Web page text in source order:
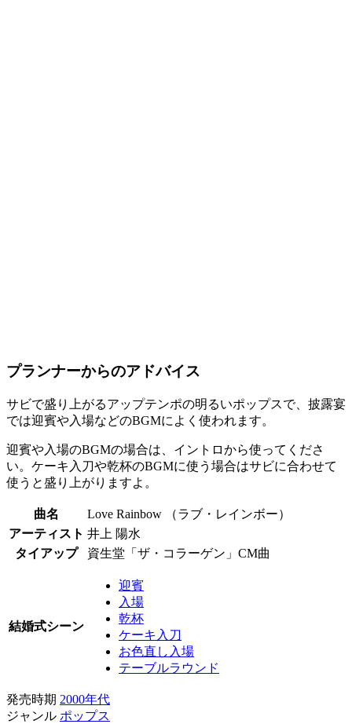
プランナーからのアドバイス
サビで盛り上がるアップテンポの明るいポップスで、披露宴
では迎賓や入場などのBGMによく使われます。
迎賓や入場のBGMの場合は、イントロから使ってくださ
い。ケーキ入刀や乾杯のBGMに使う場合はサビに合わせて
使うと盛り上がりますよ。
曲名
Love Rainbow （ラブ・レインボー）
アーティスト 井上 陽水
タイアップ
資生堂「ザ・コラーゲン」CM曲​
結婚式シーン
迎賓
入場
乾杯
ケーキ入刀
お色直し入場
テーブルラウンド
発売時期 2000年代
ジャンル ポップス